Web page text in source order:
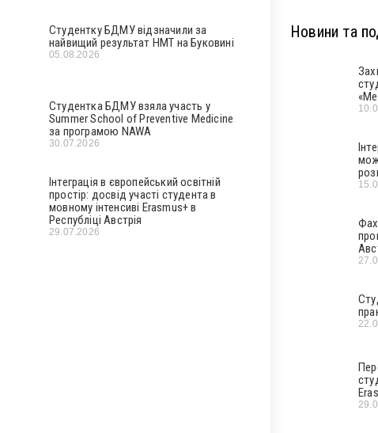
Студентку БДМУ відзначили за
найвищий результат НМТ на Буковині
05.08.2026
Студентка БДМУ взяла участь у
Summer School of Preventive Medicine
за програмою NAWA
30.07.2026
Інтеграція в європейський освітній
простір: досвід участі студента в
мовному інтенсиві Erasmus+ в
Республіці Австрія
29.07.2026
Новини та